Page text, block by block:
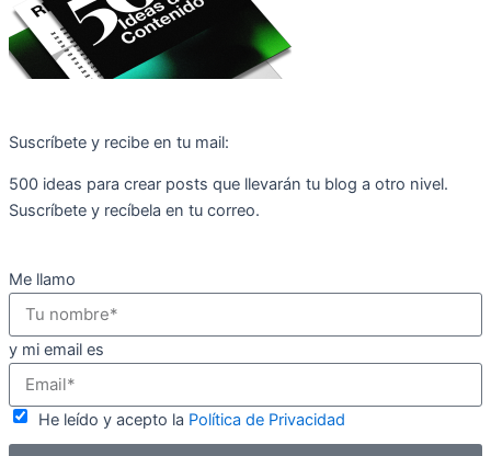
Suscríbete y recibe en tu mail:
500 ideas para crear posts que llevarán tu blog a otro nivel.
Suscríbete y recíbela en tu correo.
Me llamo
y mi email es
He leído y acepto la Política de Privacidad